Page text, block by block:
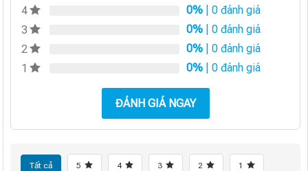
4
0% | 0 đánh giá
3
0% | 0 đánh giá
2
0% | 0 đánh giá
1
0% | 0 đánh giá
ĐÁNH GIÁ NGAY
Tất cả 5 4 3 2 1